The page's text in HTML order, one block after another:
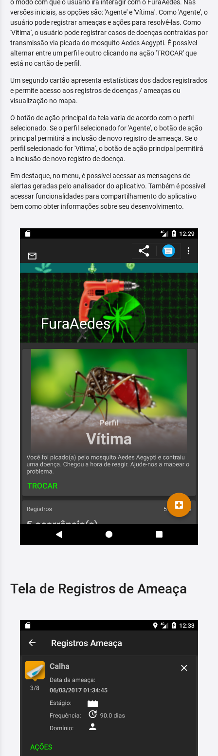
o modo com que o usuário irá interagir com o FuraAedes. Nas
versões iniciais, as opções são: 'Agente' e 'Vítima'. Como 'Agente', o
usuário pode registrar ameaças e ações para resolvê-las. Como
'Vítima', o usuário pode registrar casos de doenças contraídas por
transmissão via picada do mosquito Aedes Aegypti. É possível
alternar entre um perfil e outro clicando na ação 'TROCAR' que
está no cartão de perfil.
Um segundo cartão apresenta estatísticas dos dados registrados
e permite acesso aos registros de doenças / ameaças ou
visualização no mapa.
O botão de ação principal da tela varia de acordo com o perfil
selecionado. Se o perfil selecionado for 'Agente', o botão de ação
principal permitirá a inclusão de novo registro de ameaça. Se o
perfil selecionado for 'Vítima', o botão de ação principal permitirá
a inclusão de novo registro de doença.
Em destaque, no menu, é possível acessar as mensagens de
alertas geradas pelo analisador do aplicativo. Também é possível
acessar funcionalidades para compartilhamento do aplicativo
bem como obter informações sobre seu desenvolvimento.
Tela de Registros de Ameaça